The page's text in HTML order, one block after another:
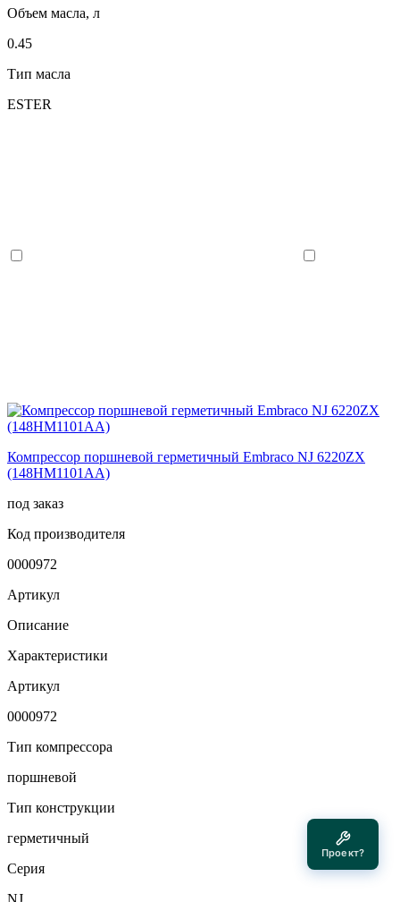
Объем масла, л
0.45
Тип масла
ESTER
Компрессор поршневой герметичный Embraco NJ 6220ZX
(148HM1101AA)
под заказ
Код производителя
0000972
Артикул
Описание
Характеристики
Артикул
0000972
Тип компрессора
поршневой
Тип конструкции
герметичный
Серия
Проект?